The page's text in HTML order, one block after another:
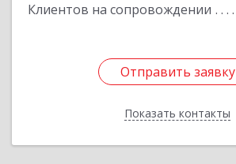
Клиентов на сопровождении
Отправить заявку
Показать контакты
Отправить заявку
Назад